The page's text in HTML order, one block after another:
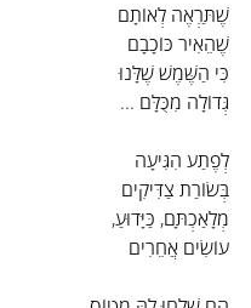
שֶׁתַּרְאֶה לְאוֹתָם
שֶׁהֵאִיר כּוֹכָבָם
כִּי הַשֶּׁמֶשׁ שֶׁלָּנוּ
גְּדוֹלָה מִכֻּלָּם ...
לְפֶתַע הִגִּיעָה
בְּשׂוֹרַת צַדִּיקִים
מְלָאַכְתָּם, כַּיָּדוּעַ,
עוֹשִׂים אֲחֵרִים